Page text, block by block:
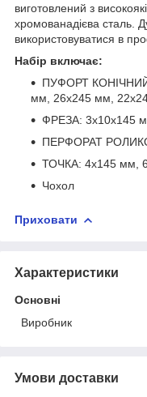
виготовлений з
хромованадієва сталь.
використовуватися в
Набір включає:
ПУФОРТ
мм, 26x245 мм,
ФРЕЗА: 3x10x145
ПЕРФОРАТ
ТОЧКА: 4х145 мм,
Чохол
Приховати
Характеристики
Основні
Виробник
Умови доставки